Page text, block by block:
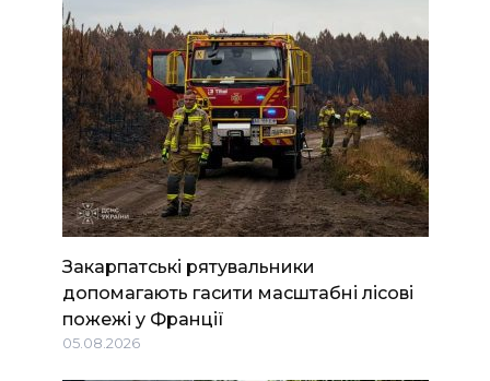
Закарпатські рятувальники
допомагають гасити масштабні лісові
пожежі у Франції
05.08.2026